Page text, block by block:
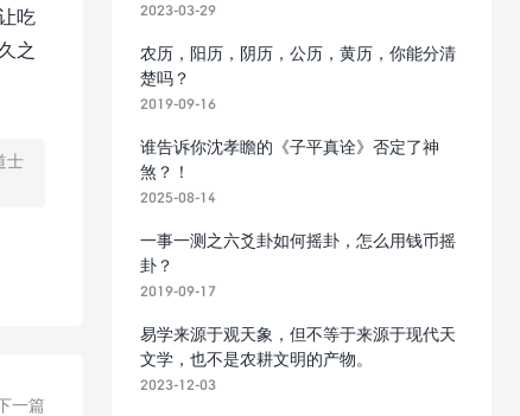
吃
之
士
一篇
2023-03-29
农历，阳历，阴历，公历，黄历，你能分清
楚吗？
2019-09-16
谁告诉你沈孝瞻的《子平真诠》否定了神
煞？！
2025-08-14
一事一测之六爻卦如何摇卦，怎么用钱币摇
卦？
2019-09-17
易学来源于观天象，但不等于来源于现代天
文学，也不是农耕文明的产物。
2023-12-03